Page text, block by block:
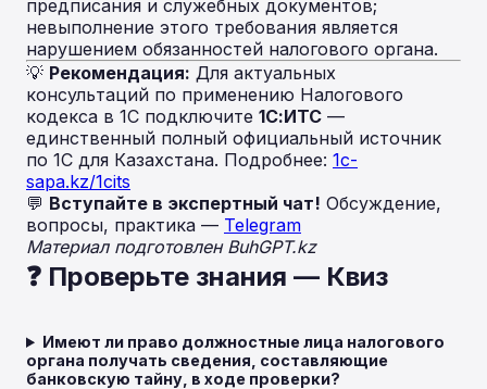
предписания и служебных документов;
невыполнение этого требования является
нарушением обязанностей налогового органа.
💡 Рекомендация: Для актуальных
консультаций по применению Налогового
кодекса в 1С подключите 1С:ИТС —
единственный полный официальный источник
по 1С для Казахстана. Подробнее: 1c-
sapa.kz/1cits
💬 Вступайте в экспертный чат! Обсуждение,
вопросы, практика — Telegram
Материал подготовлен BuhGPT.kz
❓ Проверьте знания — Квиз
Имеют ли право должностные лица налогового
органа получать сведения, составляющие
банковскую тайну, в ходе проверки?